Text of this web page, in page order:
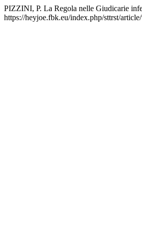
PIZZINI, P. La Regola nelle Giudicarie
https://heyjoe.fbk.eu/index.php/sttrst/